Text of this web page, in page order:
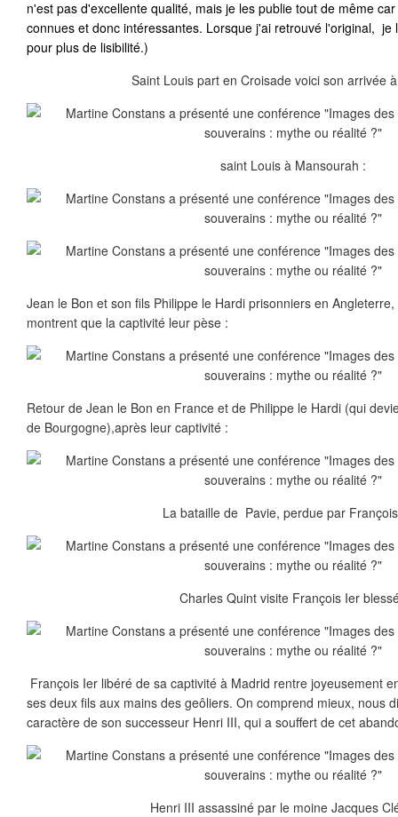
n'est pas d'excellente qualité, mais je les publie tout de même
connues et donc intéressantes. Lorsque j'ai retrouvé l'original, je
pour plus de lisibilité.)
Saint Louis part en Croisade voici son arrivée
saint Louis à Mansourah :
Jean le Bon et son fils Philippe le Hardi prisonniers en
montrent que la captivité leur pèse :
Retour de Jean le Bon en France et de Philippe le Hardi (qui
de Bourgogne),après leur captivité :
La bataille de Pavie, perdue par
Charles Quint visite François Ier
François Ier libéré de sa captivité à Madrid rentre joyeusement
ses deux fils aux mains des geôliers. On comprend mieux, nous
caractère de son successeur Henri III, qui a souffert de cet
Henri III assassiné par le moine Jacques